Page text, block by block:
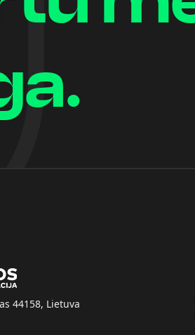
44158, Lietuva